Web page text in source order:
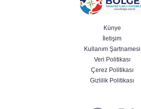
Künye
İletişim
Kullanım Şartnamesi
Veri Politikası
Çerez Politikası
Gizlilik Politikası